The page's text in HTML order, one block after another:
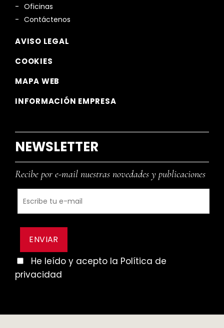
Oficinas
Contáctenos
AVISO LEGAL
COOKIES
MAPA WEB
INFORMACIÓN EMPRESA
NEWSLETTER
Recibe por e-mail nuestras novedades y publicaciones
He leído y acepto la Política de
privacidad